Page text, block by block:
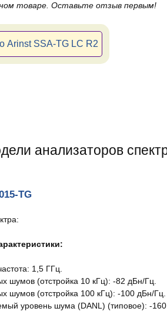
товаре. Оставьте отзыв первым!
Arinst SSA-TG LC R2
анализаторов
TG
1,5 ГГц.
шумов (отстройка 10 кГц): -82 дБн/Гц.
шумов (отстройка 100 кГц): -100 дБн/Гц.
уровень шума (DANL) (типовое): -